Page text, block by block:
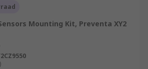
Mounting Kit, Preventa XY2